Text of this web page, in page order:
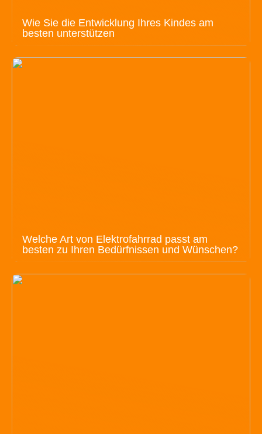
Wie Sie die Entwicklung Ihres Kindes am
besten unterstützen
Welche Art von Elektrofahrrad passt am
besten zu Ihren Bedürfnissen und Wünschen?